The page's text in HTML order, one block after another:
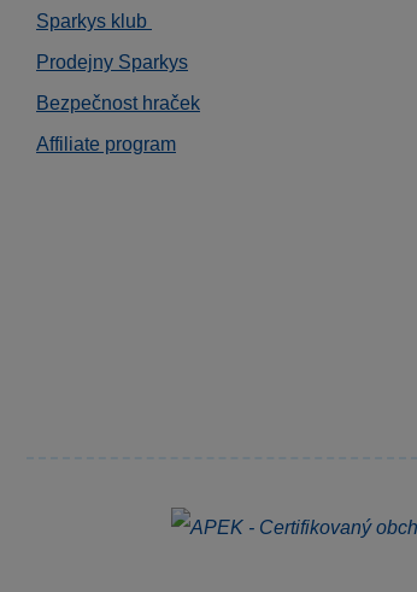
Sparkys klub
Prodejny Sparkys
Bezpečnost hraček
Affiliate program